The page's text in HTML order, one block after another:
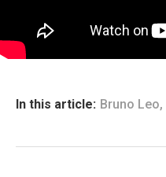
In this article: Bruno Leo,